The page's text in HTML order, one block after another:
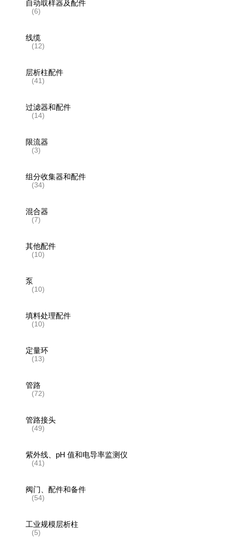
自动取样器及配件
(6)
线缆
(12)
层析柱配件
(41)
过滤器和配件
(14)
限流器
(3)
组分收集器和配件
(34)
混合器
(7)
其他配件
(10)
泵
(10)
填料处理配件
(10)
定量环
(13)
管路
(72)
管路接头
(49)
紫外线、pH 值和电导率监测仪
(41)
阀门、配件和备件
(54)
工业规模层析柱
(5)